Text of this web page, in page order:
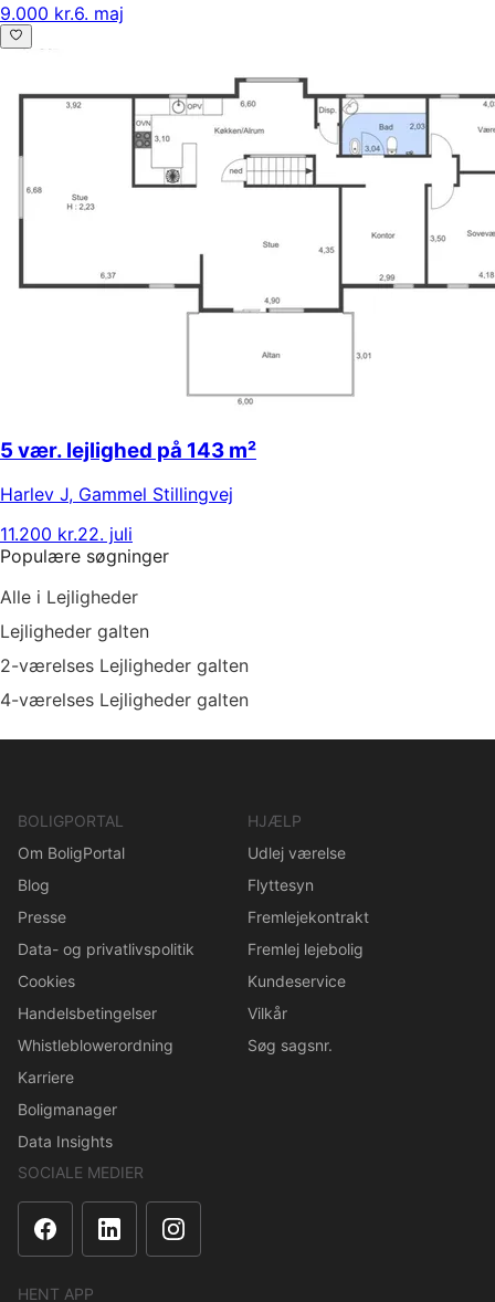
9.000 kr.6. maj
5 vær. lejlighed på 143 m²
Harlev J, Gammel Stillingvej
11.200 kr.22. juli
Populære søgninger
Alle i Lejligheder
Lejligheder galten
2-værelses Lejligheder galten
4-værelses Lejligheder galten
BOLIGPORTAL
Om BoligPortal
Blog
Presse
Data- og privatlivspolitik
Cookies
Handelsbetingelser
Whistleblowerordning
Karriere
Boligmanager
Data Insights
HJÆLP
Udlej værelse
Flyttesyn
Fremlejekontrakt
Fremlej lejebolig
Kundeservice
Vilkår
Søg sagsnr.
SOCIALE MEDIER
HENT APP